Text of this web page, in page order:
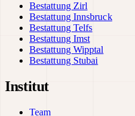
Bestattung Zirl
Bestattung Innsbruck
Bestattung Telfs
Bestattung Imst
Bestattung Wipptal
Bestattung Stubai
Institut
Team